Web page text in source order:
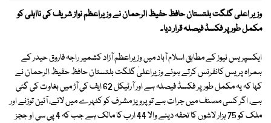
وزیر اعلی گلگت بلتستان حافظ حفیظ الرحمان نے وزیراعظم نواز شریف کی نااہلی کو
مکمل طور پر فکسڈ فیصلہ قرار دیا۔
ایکسپریس نیوز کے مطابق اسلام آباد میں وزیراعظم آزاد کشمیر راجہ فاروق حیدر کے
ہمراہ پریس کانفرنس کرتے ہوئے وزیراعلیٰ گلگت بلتستان حافظ حفیظ الرحمان نے
کہا کہ یہ مکمل طور پر فکسڈ فیصلہ ہے اور آرٹیکل 62 ایف کی آڑ میں بغاوت کی گئی
ہے، اگر کسی مصنف میں جرات ہے تو پرویز مشرف کو کٹہرے میں لائے، آئین توڑنے اور
ملک کو 75 ہزار لاشوں کا تحفہ دینے والا 44 ارب کا مالک ہے جب کہ 4 پی سی او ججز